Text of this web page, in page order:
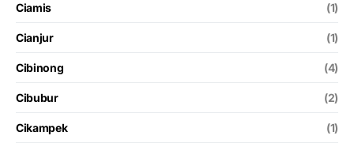
Ciamis (1)
Cianjur (1)
Cibinong (4)
Cibubur (2)
Cikampek (1)